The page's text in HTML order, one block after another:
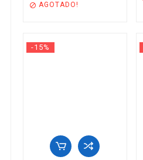
 AGOTADO!
-15%